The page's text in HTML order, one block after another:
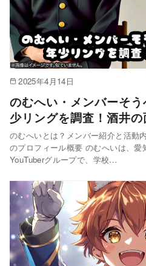
2025年4月14日
のむへい・メンバーそ
少リングを調査！酒井の
のむへいとは？メンバー紹介と活動
のプロフィール概要 のむへいは、
YouTuberグループで、学校…